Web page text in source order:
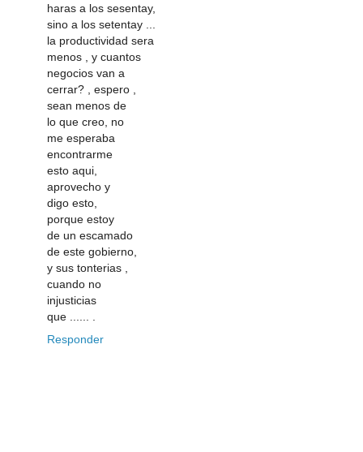
haras a los sesentay,
sino a los setentay ...
la productividad sera
menos , y cuantos
negocios van a
cerrar? , espero ,
sean menos de
lo que creo, no
me esperaba
encontrarme
esto aqui,
aprovecho y
digo esto,
porque estoy
de un escamado
de este gobierno,
y sus tonterias ,
cuando no
injusticias
que ...... .
Responder